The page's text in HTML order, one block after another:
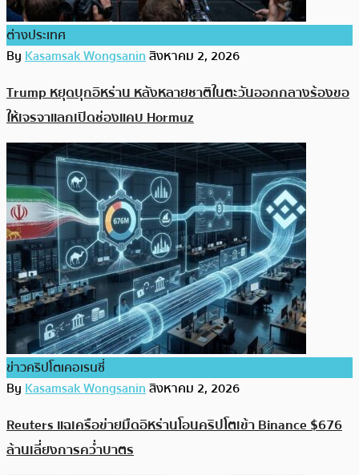
ต่างประเทศ
ByKasamsak Wongsaninสิงหาคม 2, 2026
Trump หยุดบุกอิหร่าน หลังหลายชาติในตะวันออกกลางร้องขอ
ให้เจรจาแลกเปิดช่องแคบ Hormuz
ข่าวคริปโตเคอเรนซี่
ByKasamsak Wongsaninสิงหาคม 2, 2026
Reuters แฉเครือข่ายมืดอิหร่านโอนคริปโตเข้า Binance $676
ล้านเลี่ยงการคว่ำบาตร